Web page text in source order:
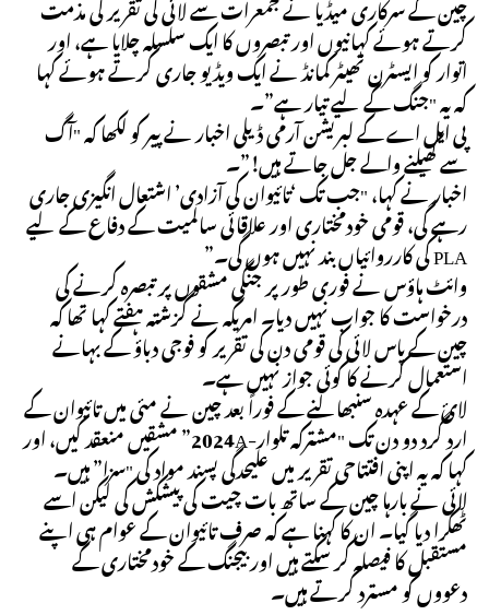
کرتے ہوئے کہانیوں اور تبصروں کا ایک سلسلہ چلایا ہے، اور
اتوار کو ایسٹرن تھیٹر کمانڈ نے ایک ویڈیو جاری کرتے ہوئے کہا
کہ یہ "جنگ کے لیے تیار ہے”۔
پی ایل اے کے لبریشن آرمی ڈیلی اخبار نے پیر کو لکھا کہ "آگ
سے کھیلنے والے جل جاتے ہیں!”۔
اخبار نے کہا، "جب تک ‘تائیوان کی آزادی’ اشتعال انگیزی جاری
رہے گی، قومی خودمختاری اور علاقائی سالمیت کے دفاع کے لیے
PLA کی کارروائیاں بند نہیں ہوں گی۔”
وائٹ ہاؤس نے فوری طور پر جنگی مشقوں پر تبصرہ کرنے کی
درخواست کا جواب نہیں دیا۔ امریکہ نے گزشتہ ہفتے کہا تھا کہ
چین کے پاس لائی کی قومی دن کی تقریر کو فوجی دباؤ کے بہانے
استعمال کرنے کا کوئی جواز نہیں ہے۔
لائ کے عہدہ سنبھالنے کے فوراً بعد چین نے مئی میں تائیوان کے
ارد گرد دو دن تک "مشترکہ تلوار-2024A” مشقیں منعقد کیں، اور
کہا کہ یہ اپنی افتتاحی تقریر میں علیحدگی پسند مواد کی "سزا” ہیں۔
لائی نے بارہا چین کے ساتھ بات چیت کی پیشکش کی لیکن اسے
ٹھکرا دیا گیا۔ ان کا کہنا ہے کہ صرف تائیوان کے عوام ہی اپنے
مستقبل کا فیصلہ کر سکتے ہیں اور بیجنگ کے خودمختاری کے
دعووں کو مسترد کرتے ہیں۔